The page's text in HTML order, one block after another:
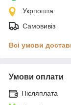
Укрпошта
Самовивіз
Всі умови
Умови оплати
Післяплата